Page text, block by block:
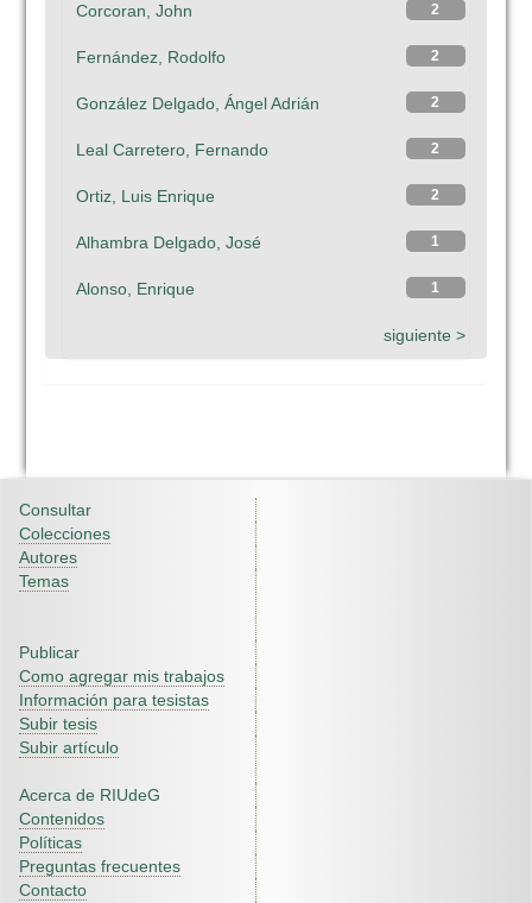
2
Corcoran, John
2
Fernández, Rodolfo
2
González Delgado, Ángel Adrián
2
Leal Carretero, Fernando
2
Ortiz, Luis Enrique
1
Alhambra Delgado, José
1
Alonso, Enrique
siguiente >
Consultar
Colecciones
Autores
Temas
Publicar
Como agregar mis trabajos
Información para tesistas
Subir tesis
Subir artículo
Acerca de RIUdeG
Contenidos
Políticas
Preguntas frecuentes
Contacto